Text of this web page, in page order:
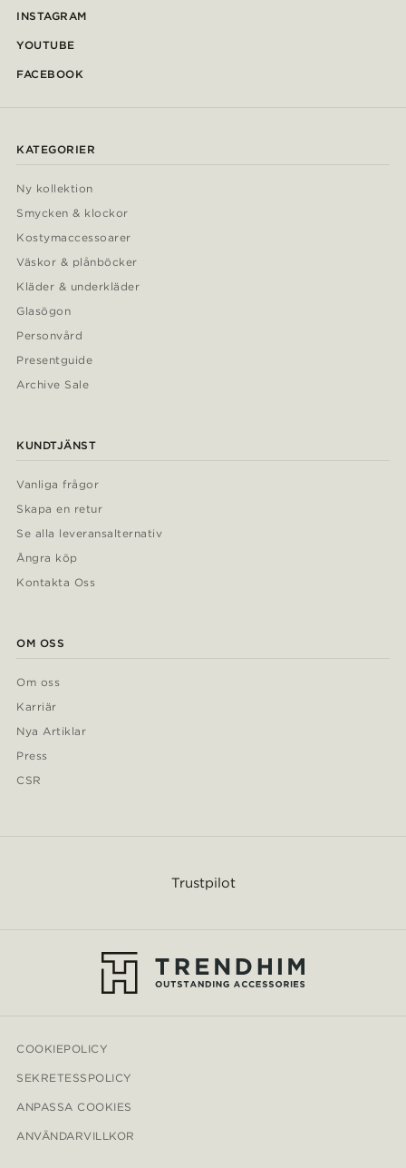
INSTAGRAM
YOUTUBE
FACEBOOK
KATEGORIER
Ny kollektion
Smycken & klockor
Kostymaccessoarer
Väskor & plånböcker
Kläder & underkläder
Glasögon
Personvård
Presentguide
Archive Sale
KUNDTJÄNST
Vanliga frågor
Skapa en retur
Se alla leveransalternativ
Ångra köp
Kontakta Oss
OM OSS
Om oss
Karriär
Nya Artiklar
Press
CSR
Trustpilot
COOKIEPOLICY
SEKRETESSPOLICY
ANPASSA COOKIES
ANVÄNDARVILLKOR